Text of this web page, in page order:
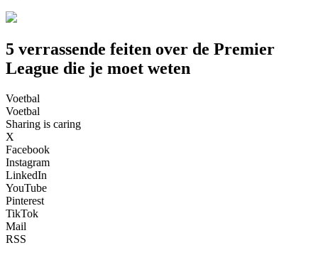
5 verrassende feiten over de Premier
League die je moet weten
Voetbal
Voetbal
Sharing is caring
X
Facebook
Instagram
LinkedIn
YouTube
Pinterest
TikTok
Mail
RSS